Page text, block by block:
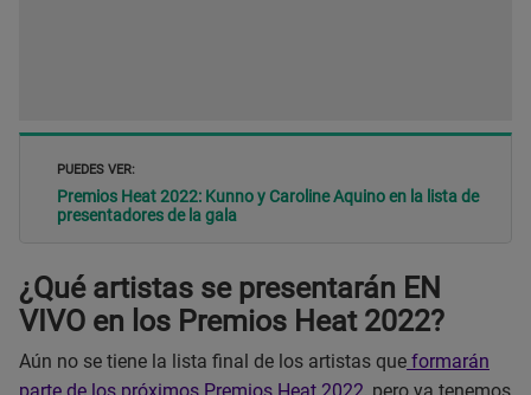
PUEDES VER:
Premios Heat 2022: Kunno y Caroline Aquino en la lista de
presentadores de la gala
¿Qué artistas se presentarán EN
VIVO en los Premios Heat 2022?
Aún no se tiene la lista final de los artistas que formarán